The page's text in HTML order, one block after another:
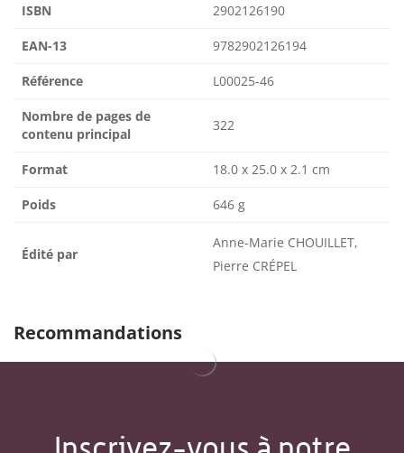
ISBN 2902126190
EAN-13 9782902126194
Référence L00025-46
Nombre de pages de
contenu principal
322
Format 18.0 x 25.0 x 2.1 cm
Poids 646 g
Édité par
Anne-Marie CHOUILLET,
Pierre CRÉPEL
Recommandations